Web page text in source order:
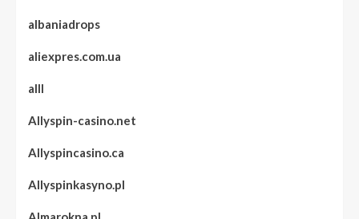
albaniadrops
aliexpres.com.ua
alll
Allyspin-casino.net
Allyspincasino.ca
Allyspinkasyno.pl